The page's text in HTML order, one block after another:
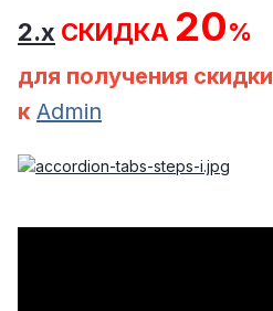
2.x СКИДКА 20%
для получения
к Admin